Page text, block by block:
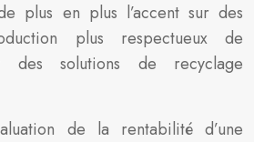
plus en plus l’accent sur des
plus respectueux de
des solutions de recyclage
de la rentabilité d’une